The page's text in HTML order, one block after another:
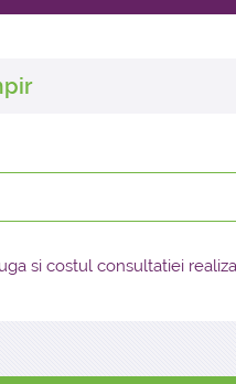
si costul consultatiei